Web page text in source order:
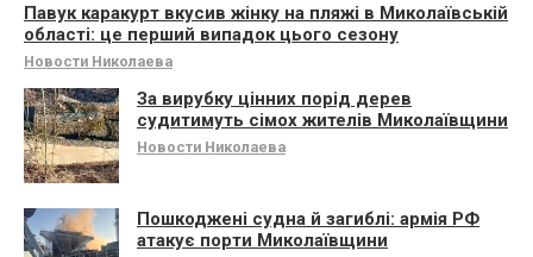
Павук каракурт вкусив жінку на пляжі в Миколаївській
області: це перший випадок цього сезону
Новости Николаева
За вирубку цінних порід дерев
судитимуть сімох жителів Миколаївщини
Новости Николаева
Пошкоджені судна й загиблі: армія РФ
атакує порти Миколаївщини